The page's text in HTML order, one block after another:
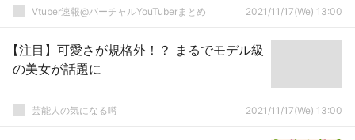
Vtuber速報@バーチャルYouTuberまとめ 2021/11/17(We) 13:00
【注目】可愛さが規格外！？ まるでモデル級
の美女が話題に
芸能人の気になる噂 2021/11/17(We) 13:00